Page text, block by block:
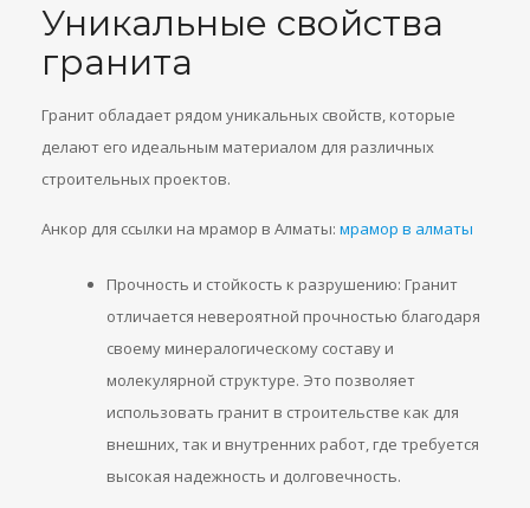
Уникальные свойства
гранита
Гранит обладает рядом уникальных свойств, которые
делают его идеальным материалом для различных
строительных проектов.
Анкор для ссылки на мрамор в Алматы: мрамор в алматы
Прочность и стойкость к разрушению: Гранит
отличается невероятной прочностью благодаря
своему минералогическому составу и
молекулярной структуре. Это позволяет
использовать гранит в строительстве как для
внешних, так и внутренних работ, где требуется
высокая надежность и долговечность.